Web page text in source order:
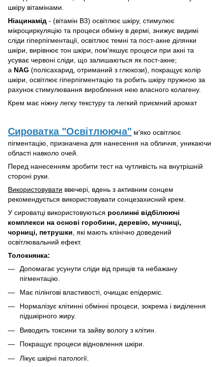
шкіру вітамінами.
Ніацинамід - (вітамін B3) освітлює шкіру, стимулює
мікроциркуляцію та процеси обміну в дермі, знижує видимі
сліди гіперпігментації, освітлює темні та пост-акне ділянки
шкіри, вирівнює тон шкіри, пом'якшує процеси при акні та
усуває червоні сліди, що залишаються як пост-акне;
а NAG (полісахарид, отриманий з глюкози), покращує колір
шкіри, освітлює гіперпігментацію та робить шкіру пружною за
рахунок стимулювання вироблення нею власного колагену.
Крем має ніжну легку текстуру та легкий приємний аромат
Сироватка "Освітлююча" м'яко освітлює
пігментацію, призначена для нанесення на обличчя, уникаючи
області навколо очей.
Перед нанесенням зробити тест на чутливість на внутрішній
стороні руки.
Використовувати ввечері, вдень з активним сонцем
рекомендується використовувати сонцезахисний крем.
У сироватці використовуються рослинні відбілюючі
комплекси на основі горобини, деревію, мучниці,
чорниці, петрушки , які мають клінічно доведений
освітлювальний ефект.
Толокнянка:
Допомагає усунути сліди від прищів та небажану
пігментацію.
Має пілінгові властивості, очищає епідерміс.
Нормалізує клітинні обмінні процеси, зокрема і виділення
підшкірного жиру.
Виводить токсини та зайву вологу з клітин.
Покращує процеси відновлення шкіри.
Лікує шкірні патології.